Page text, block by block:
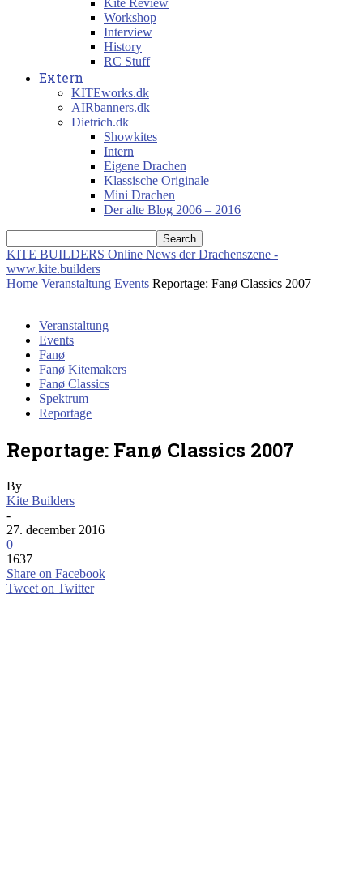
Kite Review
Workshop
Interview
History
RC Stuff
Extern
KITEworks.dk
AIRbanners.dk
Dietrich.dk
Showkites
Intern
Eigene Drachen
Klassische Originale
Mini Drachen
Der alte Blog 2006 – 2016
KITE BUILDERS Online News der Drachenszene -
www.kite.builders
Home Veranstaltung Events Reportage: Fanø Classics 2007
Veranstaltung
Events
Fanø
Fanø Kitemakers
Fanø Classics
Spektrum
Reportage
Reportage: Fanø Classics 2007
By
Kite Builders
-
27. december 2016
0
1637
Share on Facebook
Tweet on Twitter